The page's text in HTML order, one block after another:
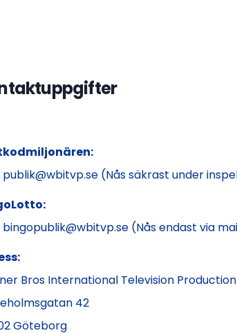
publik@wbitvp.se (Nås säkrast under
bingopublik@wbitvp.se (Nås endast via
Bros International Television Production
42
Göteborg